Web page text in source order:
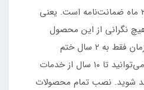
هود H۷۰۶B آلتون دارای ۲۴ ماه ضمانت‌نامه است. یعنی
بدون هیچ نگرانی از این محصول
استفاده نمایید. این مدت زمان فقط به ۲ سال ختم
نمی‌شود، چرا که همچنین می‌توانید تا ۱۰ سال از خدمات
شوید. نصب تمام محصولات